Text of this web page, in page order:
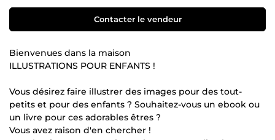
Contacter le vendeur
Bienvenues dans la maison
ILLUSTRATIONS POUR ENFANTS !
Vous désirez faire illustrer des images pour des tout-
petits et pour des enfants ? Souhaitez-vous un ebook ou
un livre pour ces adorables êtres ?
Vous avez raison d'en chercher !